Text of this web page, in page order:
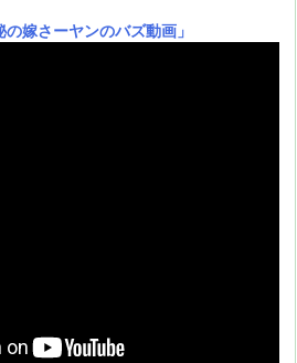
の嫁さーヤンのバズ動画」